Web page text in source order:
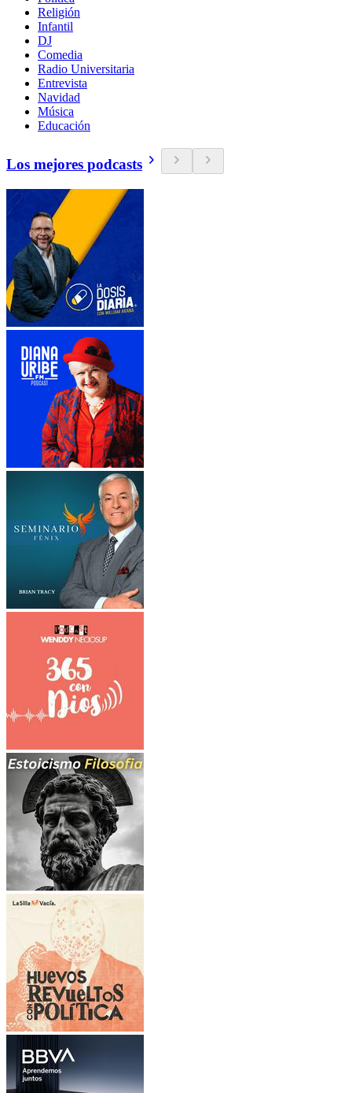
Religión
Infantil
DJ
Comedia
Radio Universitaria
Entrevista
Navidad
Música
Educación
Los mejores podcasts